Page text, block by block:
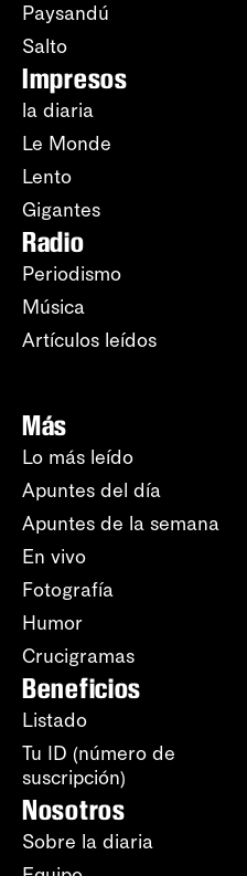
Paysandú
Salto
Impresos
la diaria
Le Monde
Lento
Gigantes
Radio
Periodismo
Música
Artículos leídos
Más
Lo más leído
Apuntes del día
Apuntes de la semana
En vivo
Fotografía
Humor
Crucigramas
Beneficios
Listado
Tu ID (número de
suscripción)
Nosotros
Sobre la diaria